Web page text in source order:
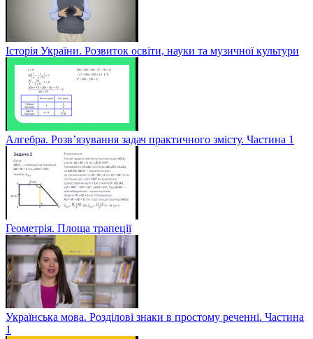
Історія України. Розвиток освіти, науки та музичної культури
Алгебра. Розв’язування задач практичного змісту. Частина 1
Геометрія. Площа трапеції
Українська мова. Розділові знаки в простому реченні. Частина
1